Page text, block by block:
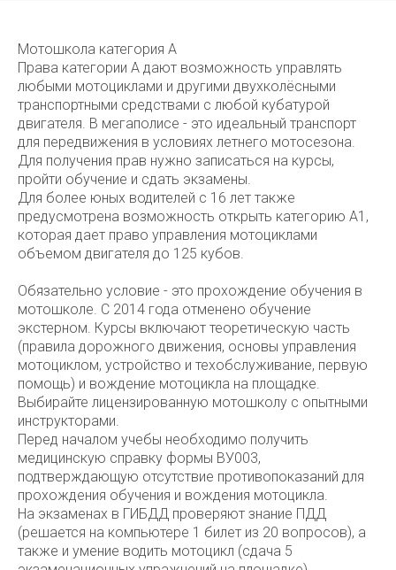
Мотошкола категория А
Права категории А дают возможность управлять
любыми мотоциклами и другими двухколёсными
транспортными средствами с любой кубатурой
двигателя. В мегаполисе - это идеальный транспорт
для передвижения в условиях летнего мотосезона.
Для получения прав нужно записаться на курсы,
пройти обучение и сдать экзамены.
Для более юных водителей с 16 лет также
предусмотрена возможность открыть категорию А1,
которая дает право управления мотоциклами
объемом двигателя до 125 кубов.
Обязательно условие - это прохождение обучения в
мотошколе. С 2014 года отменено обучение
экстерном. Курсы включают теоретическую часть
(правила дорожного движения, основы управления
мотоциклом, устройство и техобслуживание, первую
помощь) и вождение мотоцикла на площадке.
Выбирайте лицензированную мотошколу с опытными
инструкторами.
Перед началом учебы необходимо получить
медицинскую справку формы ВУ003,
подтверждающую отсутствие противопоказаний для
прохождения обучения и вождения мотоцикла.
На экзаменах в ГИБДД проверяют знание ПДД
(решается на компьютере 1 билет из 20 вопросов), а
также и умение водить мотоцикл (сдача 5